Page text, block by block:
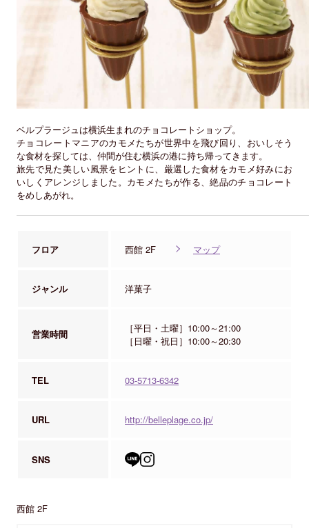
ベルプラージュは横浜生まれのチョコレートショップ。
チョコレートマニアのカモメたちが世界中を飛び回り、おいしそう
な食材を探しては、仲間が住む横浜の港に持ち帰ってきます。
旅先で見た美しい風景をヒントに、厳選した食材をカモメ好みにお
いしくアレンジしました。カモメたちが作る、絶品のチョコレート
をめしあがれ。
フロア 西館 2F マップ
ジャンル 洋菓子
営業時間
［平日・土曜］10:00～21:00
［日曜・祝日］10:00～20:30
TEL 03-5713-6342
URL http://belleplage.co.jp/
SNS
西館 2F